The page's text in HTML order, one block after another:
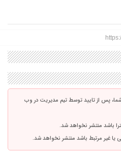
پس از تایید توسط تیم مدیریت در وب
باشد منتشر نخواهد شد.
یا غیر مرتبط باشد منتشر نخواهد شد.